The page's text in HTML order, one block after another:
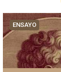
ENSAYO